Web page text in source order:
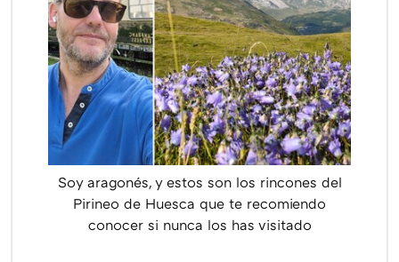
Soy aragonés, y estos son los rincones del
Pirineo de Huesca que te recomiendo
conocer si nunca los has visitado